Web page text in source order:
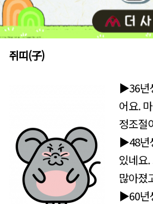
쥐띠(子)
▶36년
어요.
정조절
▶48년
있네요
많아졌
▶60년